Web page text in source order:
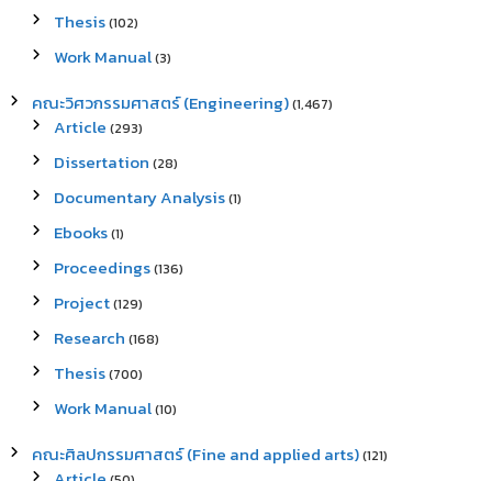
Thesis(102)
Work Manual(3)
คณะวิศวกรรมศาสตร์ (Engineering)(1,467)
Article (293)
Dissertation (28)
Documentary Analysis(1)
Ebooks(1)
Proceedings(136)
Project(129)
Research (168)
Thesis(700)
Work Manual(10)
คณะศิลปกรรมศาสตร์ (Fine and applied arts)(121)